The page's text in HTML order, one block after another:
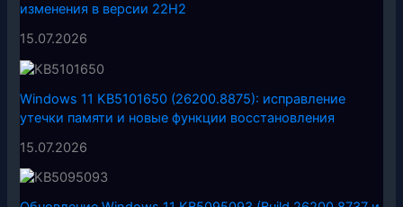
изменения в версии 22H2
15.07.2026
Windows 11 KB5101650 (26200.8875): исправление
утечки памяти и новые функции восстановления
15.07.2026